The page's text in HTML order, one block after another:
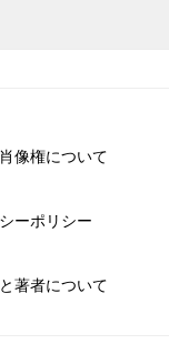
像権について
ーポリシー
著者について